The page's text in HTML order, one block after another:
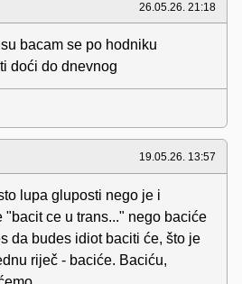
26.05.26. 21:18
bacam se po hodniku
doći do dnevnog
19.05.26. 13:57
lupa gluposti nego je i
"bacit ce u trans..." nego baciće
da budes idiot baciti će, što je
riječ - baciće. Baciću,